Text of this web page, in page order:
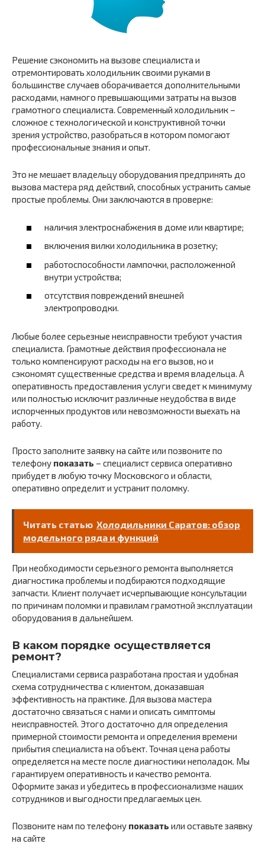
Решение сэкономить на вызове специалиста и
отремонтировать холодильник своими руками в
большинстве случаев оборачивается дополнительными
расходами, намного превышающими затраты на вызов
грамотного специалиста. Современный холодильник –
сложное с технологической и конструктивной точки
зрения устройство, разобраться в котором помогают
профессиональные знания и опыт.
Это не мешает владельцу оборудования предпринять до
вызова мастера ряд действий, способных устранить самые
простые проблемы. Они заключаются в проверке:
наличия электроснабжения в доме или квартире;
включения вилки холодильника в розетку;
работоспособности лампочки, расположенной
внутри устройства;
отсутствия повреждений внешней
электропроводки.
Любые более серьезные неисправности требуют участия
специалиста. Грамотные действия профессионала не
только компенсируют расходы на его вызов, но и
сэкономят существенные средства и время владельца. А
оперативность предоставления услуги сведет к минимуму
или полностью исключит различные неудобства в виде
испорченных продуктов или невозможности выехать на
работу.
Просто заполните заявку на сайте или позвоните по
телефону показать – специалист сервиса оперативно
прибудет в любую точку Московского и области,
оперативно определит и устранит поломку.
Читать статью Холодильники Саратов: обзор
модельного ряда и функций
При необходимости серьезного ремонта выполняется
диагностика проблемы и подбираются подходящие
запчасти. Клиент получает исчерпывающие консультации
по причинам поломки и правилам грамотной эксплуатации
оборудования в дальнейшем.
В каком порядке осуществляется
ремонт?
Специалистами сервиса разработана простая и удобная
схема сотрудничества с клиентом, доказавшая
эффективность на практике. Для вызова мастера
достаточно связаться с нами и описать симптомы
неисправностей. Этого достаточно для определения
примерной стоимости ремонта и определения времени
прибытия специалиста на объект. Точная цена работы
определяется на месте после диагностики неполадок. Мы
гарантируем оперативность и качество ремонта.
Оформите заказ и убедитесь в профессионализме наших
сотрудников и выгодности предлагаемых цен.
Позвоните нам по телефону показать или оставьте заявку
на сайте